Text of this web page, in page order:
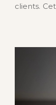
clients.
Parce
tout une